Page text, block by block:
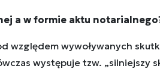
a w formie aktu
względem wywoływanych
występuje tzw. „silniejszy